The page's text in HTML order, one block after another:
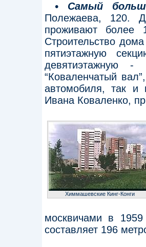
• Самый
Полежаева, 120.
проживают более
Строительство
пятиэтажную
девятиэтажную
“Коваленчатый
автомобиля, так и
Ивана Коваленко,
Химмашевские Кинг-Конги
москвичами в
составляет 196